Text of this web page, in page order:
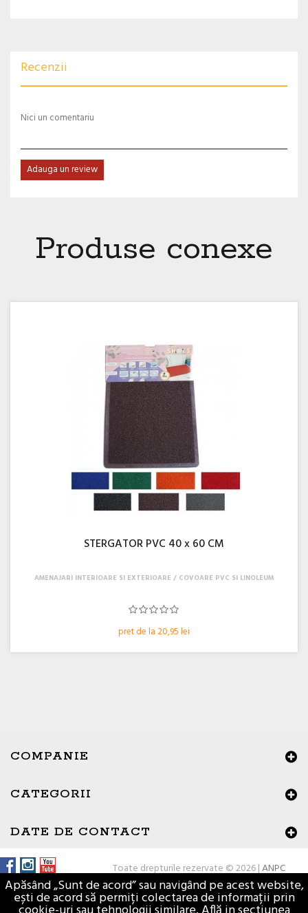
Recenzii
Nici un comentariu
Adauga un review
Produse conexe
STERGATOR PVC 40 x 60 CM
pret de la 20,95 lei
AMENAJARI INTERIOARE SI EXTERIOARE COVOARE PVC SI LINOLEUM
COMPANIE
CATEGORII
DATE DE CONTACT
Toate drepturile rezervate © 2026 |ANPC
Apăsând „Sunt de acord” sau navigând pe acest website,
ești de acord să permiți colectarea de informații prin
Buna ziua, Suntem aici sa va ajutam!